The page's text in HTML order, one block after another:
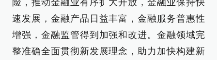
险，推动金融业有序扩大开放，金融业保持快
速发展，金融产品日益丰富，金融服务普惠性
增强，金融监管得到加强和改进。金融领域完
整准确全面贯彻新发展理念，助力加快构建新